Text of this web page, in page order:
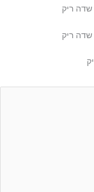
שדה ריק
שדה ריק